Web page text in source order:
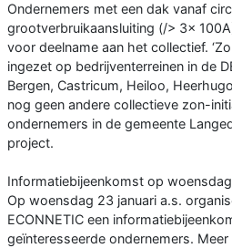
Ondernemers met een dak vanaf
grootverbruikaansluiting (/> 3x
voor deelname aan het collectief.
ingezet op bedrijventerreinen in de
Bergen, Castricum, Heiloo,
nog geen andere collectieve zon-
ondernemers in de gemeente
project.
Informatiebijeenkomst op
Op woensdag 23 januari a.s.
ECONNETIC een
geïnteresseerde ondernemers.